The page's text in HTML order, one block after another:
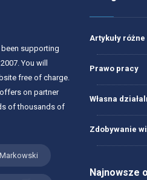
supporting
You will
free of charge.
on partner
of thousands of
Artykuły różne
Prawo pracy
Własna
Zdobywanie
Najnowsze